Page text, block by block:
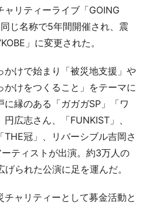
ャリティーライブ「GOING
じ名称で5年間開催され、震
」に変更された。
けで始まり「被災地支援」や
かけをつくること」をテーマに
縁のある「ガガガSP」「ワ
広志さん、「FUNKIST」、
THE冠」、リバーシブル吉岡さ
ティストが出演。約3万人の
られた公演に足を運んだ。
ャリティーとして募金活動と